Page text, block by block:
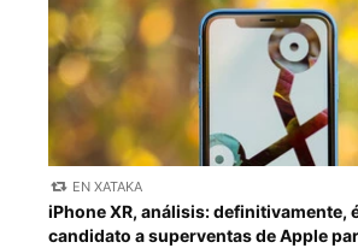
EN XATAKA
iPhone XR, análisis: definitivamente,
candidato a superventas de Apple